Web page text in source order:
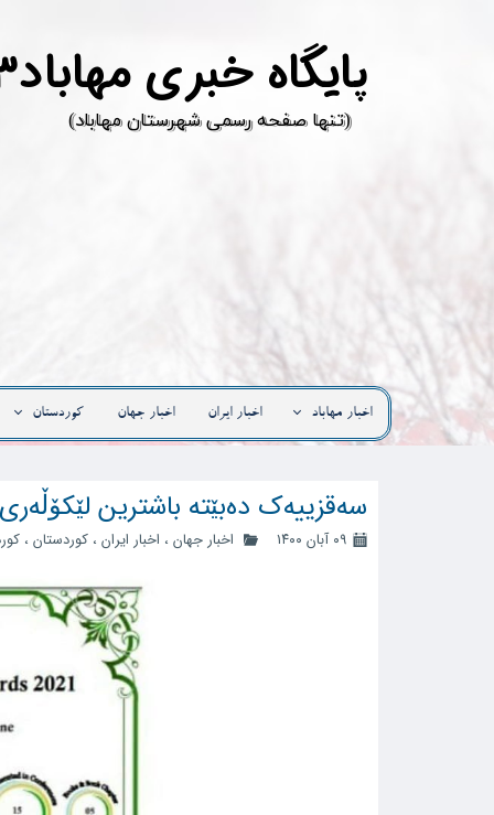
پ
​(تنها صفحه رسمی شهرستان مهاباد)
اخبار مهاباد اخبار ایران اخبار جهان کوردستان
سەقزییەک دەبێتە باشترین لێکۆڵەری
۰۹ آبان ۱۴۰۰ اخبار جهان ، اخبار ایران ،کوردستان ،